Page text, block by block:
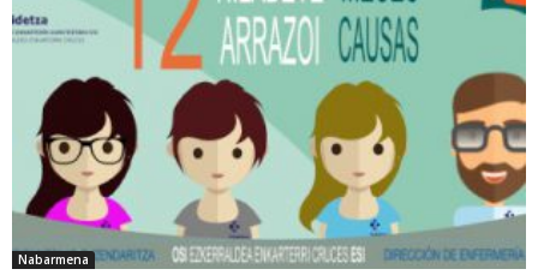
Nabarmena